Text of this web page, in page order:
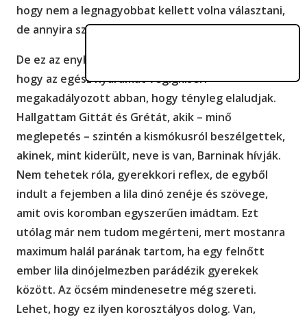
hogy nem a legnagyobbat kellett volna választani,
de annyira szép volt, és annyira mandulás.
De ez az enyhe émelygés – ami, kezdem azt érezni,
hogy az egész nyaramat végigkíséri –
megakadályozott abban, hogy tényleg elaludjak.
Hallgattam Gittát és Grétát, akik – minő
meglepetés – szintén a kismókusról beszélgettek,
akinek, mint kiderült, neve is van, Barninak hívják.
Nem tehetek róla, gyerekkori reflex, de egyből
indult a fejemben a lila dinó zenéje és szövege,
amit ovis koromban egyszerűen imádtam. Ezt
utólag már nem tudom megérteni, mert mostanra
maximum halál parának tartom, ha egy felnőtt
ember lila dinójelmezben parádézik gyerekek
között. Az öcsém mindenesetre még szereti.
Lehet, hogy ez ilyen korosztályos dolog. Van,